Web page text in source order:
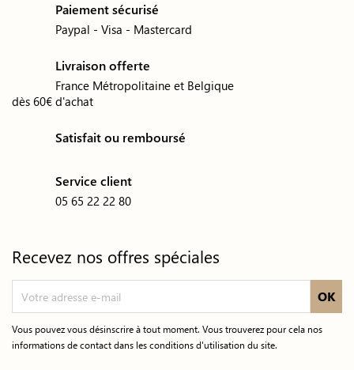
Paiement sécurisé
Paypal - Visa - Mastercard
Livraison offerte
France Métropolitaine et Belgique
dès 60€ d'achat
Satisfait ou remboursé
Service client
05 65 22 22 80
Recevez nos offres spéciales
Vous pouvez vous désinscrire à tout moment. Vous trouverez pour cela nos
informations de contact dans les conditions d'utilisation du site.